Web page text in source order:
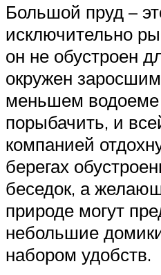
Большой пруд –
исключительно
он не обустроен
окружен
меньшем
порыбачить, и
компанией
берегах
беседок, а
природе могут
небольшие
набором удобств.